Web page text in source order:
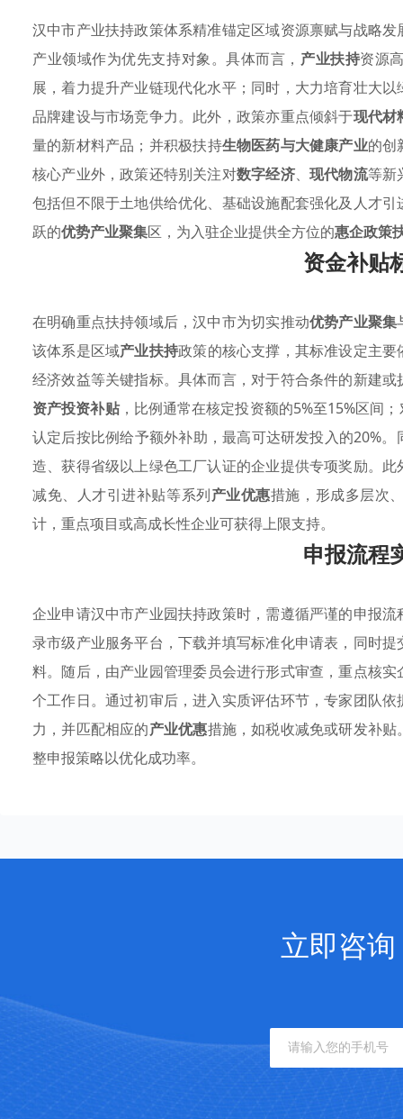
汉中市产业扶持政策体系精准锚定区域资源禀赋与战略
产业领域作为优先支持对象。具体而言， 产业扶持资源
展，着力提升产业链现代化水平；同时，大力培育壮大
品牌建设与市场竞争力。此外，政策亦重点倾斜于现代材
量的新材料产品；并积极扶持生物医药与大健康产业的创
核心产业外，政策还特别关注对数字经济、 现代物流等新
包括但不限于土地供给优化、基础设施配套强化及人才
跃的优势产业聚集区，为入驻企业提供全方位的惠企政策
资金补贴
在明确重点扶持领域后，汉中市为切实推动优势产业聚集
该体系是区域产业扶持政策的核心支撑，其标准设定主
经济效益等关键指标。具体而言，对于符合条件的新建
资产投资补贴，比例通常在核定投资额的5%至15%区间
认定后按比例给予额外补助，最高可达研发投入的20%
造、获得省级以上绿色工厂认证的企业提供专项奖励。
减免、人才引进补贴等系列产业优惠措施，形成多层次
计，重点项目或高成长性企业可获得上限支持。
申报流程
企业申请汉中市产业园扶持政策时，需遵循严谨的申报
录市级产业服务平台，下载并填写标准化申请表，同时
料。随后，由产业园管理委员会进行形式审查，重点核实
个工作日。通过初审后，进入实质评估环节，专家团队依
力，并匹配相应的产业优惠措施，如税收减免或研发补
整申报策略以优化成功率。
立即咨